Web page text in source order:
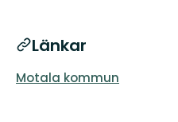
Länkar
Motala kommun